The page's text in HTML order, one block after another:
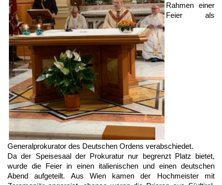
Rahmen einer
Feier als
Generalprokurator des Deutschen Ordens verabschiedet.
Da der Speisesaal der Prokuratur nur begrenzt Platz bietet,
wurde die Feier in einen italienischen und einen deutschen
Abend aufgeteilt. Aus Wien kamen der Hochmeister mit